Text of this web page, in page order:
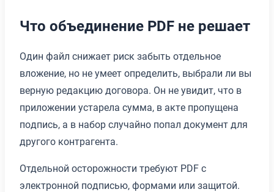
Что объединение PDF не решает
Один файл снижает риск забыть отдельное
вложение, но не умеет определить, выбрали ли вы
верную редакцию договора. Он не увидит, что в
приложении устарела сумма, в акте пропущена
подпись, а в набор случайно попал документ для
другого контрагента.
Отдельной осторожности требуют PDF с
электронной подписью, формами или защитой.